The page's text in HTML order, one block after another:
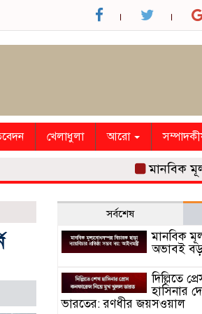
খেলাধুলা আরো
মানবিক
সর্বশেষ
মানবিক
অভাবই বড়
দিল্লিতে
হাসিনার
ভারতের: রণধীর জয়সওয়াল